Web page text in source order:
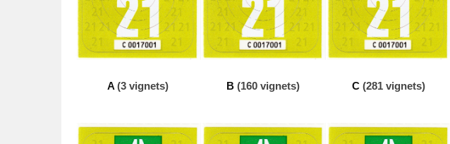
a
t
s
d
A (3 vignets) B(160 vignets) C(281 vignets)